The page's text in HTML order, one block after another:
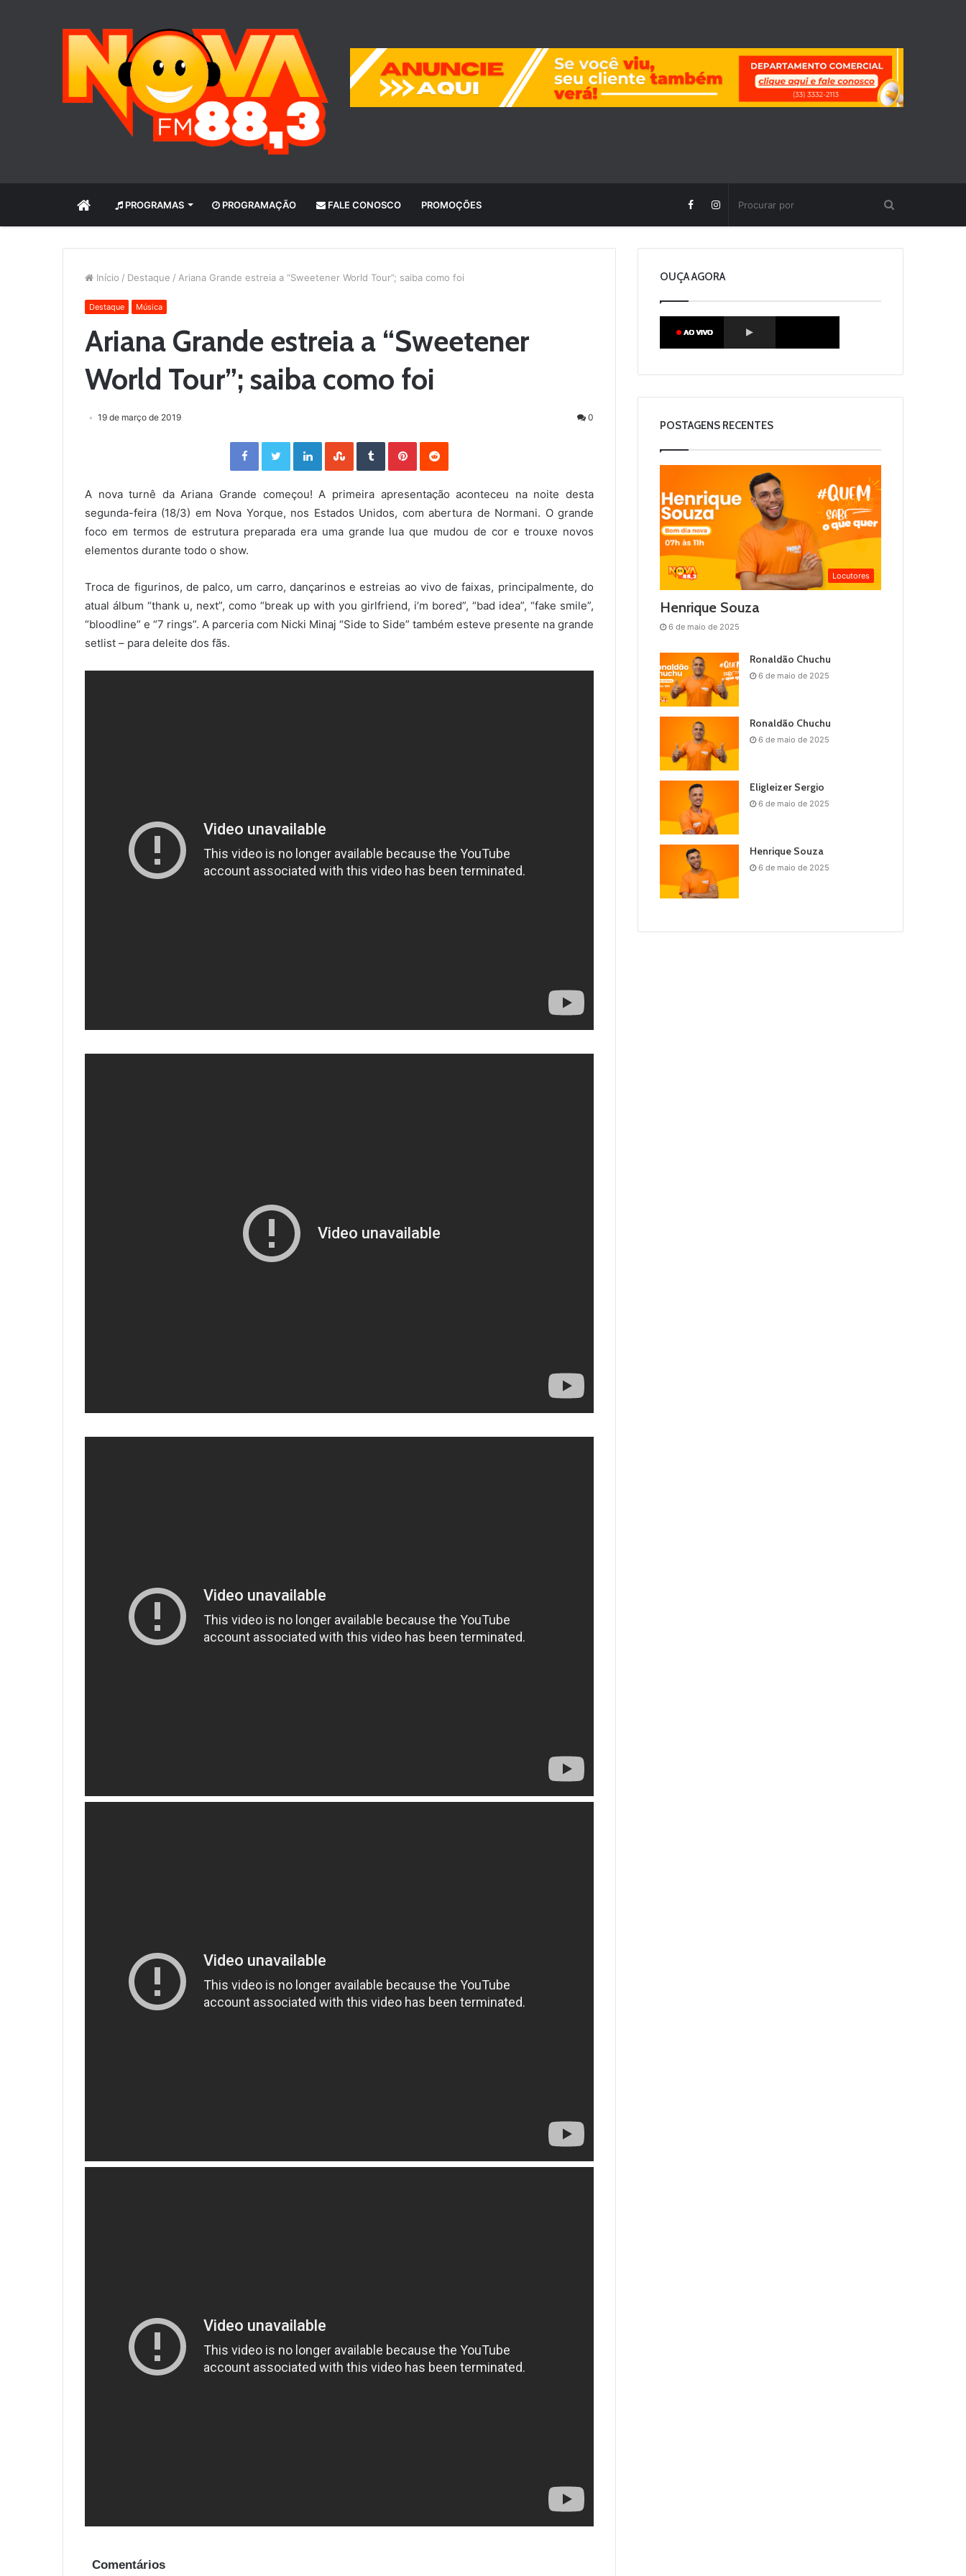
INÍCIO PROGRAMAS PROGRAMAÇÃO FALE CONOSCO PROMOÇÕES
Início / Destaque / Ariana Grande estreia a “Sweetener World Tour”; saiba como foi
Destaque Música
Ariana Grande estreia a “Sweetener
World Tour”; saiba como foi
19 de março de 2019 0
Facebook Twitter LinkedIn StumbleUpon Tumblr Pinterest
A nova turnê da Ariana Grande começou! A primeira apresentação aconteceu na noite desta
segunda-feira (18/3) em Nova Yorque, nos Estados Unidos, com abertura de Normani. O grande
foco em termos de estrutura preparada era uma grande lua que mudou de cor e trouxe novos
elementos durante todo o show.
Troca de figurinos, de palco, um carro, dançarinos e estreias ao vivo de faixas, principalmente, do
atual álbum “thank u, next”, como “break up with you girlfriend, i’m bored”, “bad idea”, “fake smile”,
“bloodline” e “7 rings”. A parceria com Nicki Minaj “Side to Side” também esteve presente na grande
setlist – para deleite dos fãs.
Comentários
OUÇA AGORA
POSTAGENS RECENTES
Locutores
Henrique Souza
6 de maio de 2025
Ronaldão Chuchu
6 de maio de 2025
Ronaldão Chuchu
6 de maio de 2025
Eligleizer Sergio
6 de maio de 2025
Henrique Souza
6 de maio de 2025